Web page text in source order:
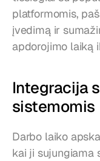
platformomis,
įvedimą ir
apdorojimo laiką
Integracija
sistemomis
Darbo laiko
kai ji sujungiama